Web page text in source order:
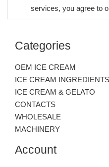
services, you agree to
Categories
OEM ICE CREAM
ICE CREAM INGREDIENTS
ICE CREAM & GELATO
CONTACTS
WHOLESALE
MACHINERY
Account